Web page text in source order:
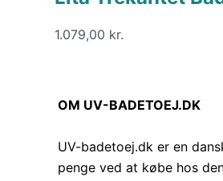
1.079,00 kr.
OM UV-BADETOEJ.DK
UV-badetoej.dk er en
penge ved at købe hos